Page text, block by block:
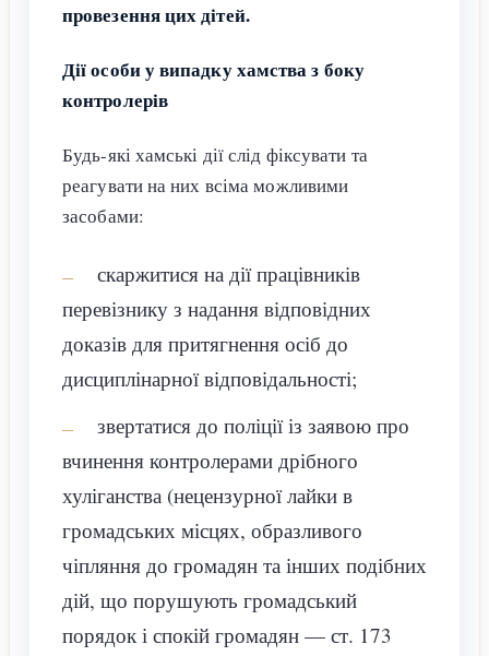
провезення цих дітей.
Дії особи у випадку хамства з боку
контролерів
Будь-які хамські дії слід фіксувати та
реагувати на них всіма можливими
засобами:
скаржитися на дії працівників
перевізнику з надання відповідних
доказів для притягнення осіб до
дисциплінарної відповідальності;
звертатися до поліції із заявою про
вчинення контролерами дрібного
хуліганства (нецензурної лайки в
громадських місцях, образливого
чіпляння до громадян та інших подібних
дій, що порушують громадський
порядок і спокій громадян — ст. 173